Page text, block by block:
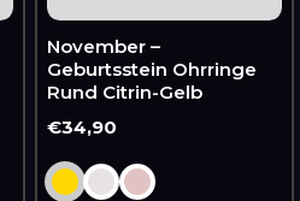
November –
Geburtsstein Ohrringe
Rund Citrin-Gelb
Normaler
Preis
€34,90